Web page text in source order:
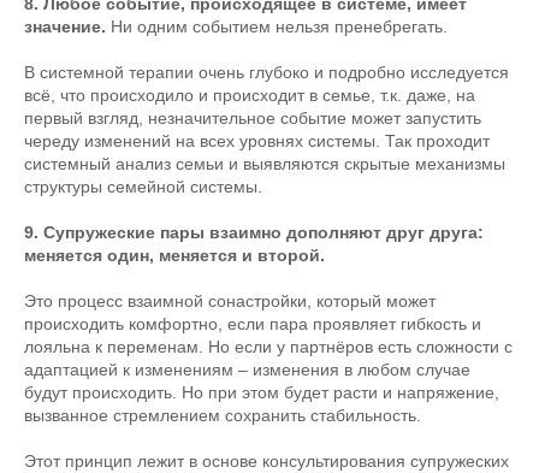
значение. Ни одним событием нельзя пренебрегать.
В системной терапии очень глубоко и подробно исследуется
всё, что происходило и происходит в семье, т.к. даже, на
первый взгляд, незначительное событие может запустить
череду изменений на всех уровнях системы. Так проходит
системный анализ семьи и выявляются скрытые механизмы
структуры семейной системы.
9. Супружеские пары взаимно дополняют друг друга:
меняется один, меняется и второй.
Это процесс взаимной сонастройки, который может
происходить комфортно, если пара проявляет гибкость и
лояльна к переменам. Но если у партнёров есть сложности с
адаптацией к изменениям – изменения в любом случае
будут происходить. Но при этом будет расти и напряжение,
вызванное стремлением сохранить стабильность.
Этот принцип лежит в основе консультирования супружеских